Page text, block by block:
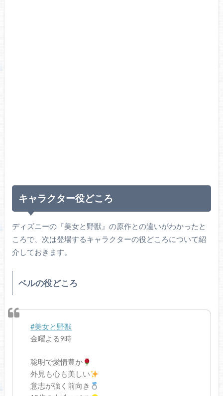
キャラクター役どころ
ディズニーの『美女と野獣』の原作との違いがわかったと
ころで、次は登場するキャラクターの役どころについて紹
介しておきます。
ベルの役どころ
#美女と野獣
金曜よる9時
聡明で愛情豊か
外見も心も美しい
意志が強く前向き